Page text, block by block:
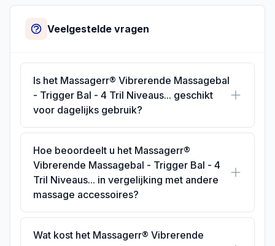
Veelgestelde vragen
Is het Massagerr® Vibrerende Massagebal
- Trigger Bal - 4 Tril Niveaus... geschikt
voor dagelijks gebruik?
Hoe beoordeelt u het Massagerr®
Vibrerende Massagebal - Trigger Bal - 4
Tril Niveaus... in vergelijking met andere
massage accessoires?
Wat kost het Massagerr® Vibrerende